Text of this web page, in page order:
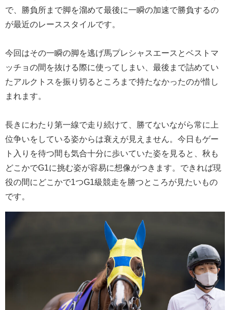
で、勝負所まで脚を溜めて最後に一瞬の加速で勝負するの
が最近のレーススタイルです。
今回はその一瞬の脚を逃げ馬プレシャスエースとベストマ
ッチョの間を抜ける際に使ってしまい、最後まで詰めてい
たアルクトスを振り切るところまで持たなかったのが惜し
まれます。
長きにわたり第一線で走り続けて、勝てないながら常に上
位争いをしている姿からは衰えが見えません。今日もゲー
ト入りを待つ間も気合十分に歩いていた姿を見ると、秋も
どこかでG1に挑む姿が容易に想像がつきます。できれば現
役の間にどこかで1つG1級競走を勝つところが見たいもの
です。